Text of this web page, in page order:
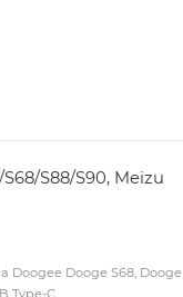
S88/S90, Meizu
Doogee Dooge S68, Dooge
Type-C